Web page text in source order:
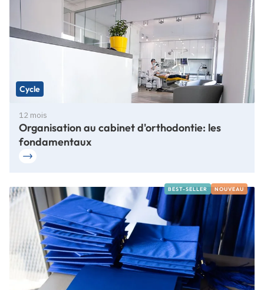
Cycle
12 mois
Organisation au cabinet d'orthodontie: les
fondamentaux
BEST-SELLER NOUVEAU